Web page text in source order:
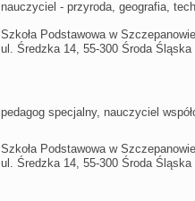
nauczyciel - przyroda, geografia,
Szkoła Podstawowa w Szczepanowie
ul. Średzka 14, 55-300 Środa Śląska
pedagog specjalny, nauczyciel
Szkoła Podstawowa w Szczepanowie
ul. Średzka 14, 55-300 Środa Śląska